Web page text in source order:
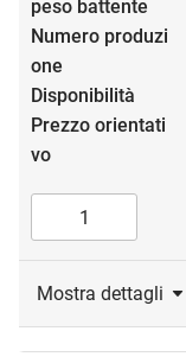
Mostra dettagli